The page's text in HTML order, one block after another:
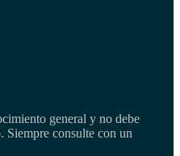
general y no debe
Siempre consulte con un